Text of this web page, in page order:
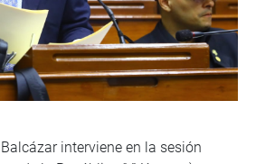
interviene en la sesión